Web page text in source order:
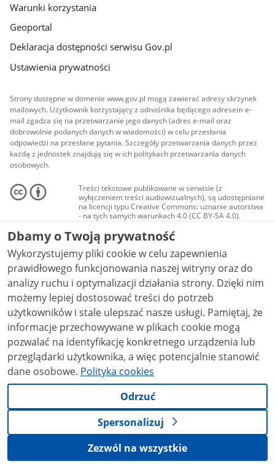
Warunki korzystania
Geoportal
Deklaracja dostępności serwisu Gov.pl
Ustawienia prywatności
Strony dostępne w domenie www.gov.pl mogą zawierać adresy skrzynek
mailowych. Użytkownik korzystający z odnośnika będącego adresem e-
mail zgadza się na przetwarzanie jego danych (adres e-mail oraz
dobrowolnie podanych danych w wiadomości) w celu przesłania
odpowiedzi na przesłane pytania. Szczegóły przetwarzania danych przez
każdą z jednostek znajdują się w ich politykach przetwarzania danych
osobowych.
Treści tekstowe publikowane w serwisie (z
wyłączeniem treści audiowizualnych), są udostępniane
na licencji typu Creative Commons: uznanie autorstwa
- na tych samych warunkach 4.0 (CC BY-SA 4.0).
Materiały audiowizualne, w tym zdjęcia, materiały
audio i wideo, są udostępniane na licencji typu
Creative Commons: uznanie autorstwa użycie
niekomercyjne - bez utworów zależnych 4.0 (CC BY-
NC-ND 4.0), o ile nie jest to stwierdzone inaczej.
Dbamy o Twoją prywatność
Wykorzystujemy pliki cookie w celu zapewnienia
prawidłowego funkcjonowania naszej witryny oraz do
analizy ruchu i optymalizacji działania strony. Dzięki nim
możemy lepiej dostosować treści do potrzeb
użytkowników i stale ulepszać nasze usługi. Pamiętaj, że
informacje przechowywane w plikach cookie mogą
pozwalać na identyfikację konkretnego urządzenia lub
przeglądarki użytkownika, a więc potencjalnie stanowić
dane osobowe. Polityka cookies
Odrzuć
Spersonalizuj
Zezwól na wszystkie